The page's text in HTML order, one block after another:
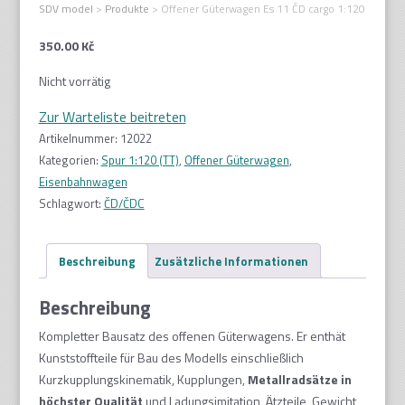
SDV model > Produkte > Offener Güterwagen Es 11 ČD cargo 1:120
350.00Kč
Nicht vorrätig
Zur Warteliste beitreten
Artikelnummer: 12022
Kategorien: Spur 1:120 (TT), Offener Güterwagen,
Eisenbahnwagen
Schlagwort: ČD/ČDC
Beschreibung Zusätzliche Informationen
Beschreibung
Kompletter Bausatz des offenen Güterwagens. Er enthät
Kunststoffteile für Bau des Modells einschließlich
Kurzkupplungskinematik, Kupplungen, Metallradsätze in
höchster Qualität und Ladungsimitation, Ätzteile, Gewicht